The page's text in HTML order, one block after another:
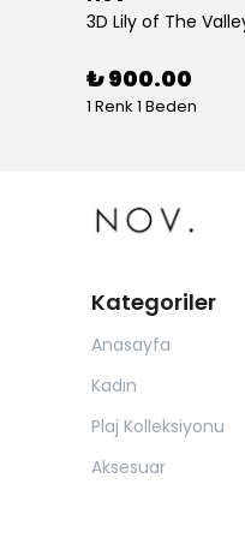
3D Lily of The
₺ 900.00
1 Renk 1 Beden
Kategoriler
Anasayfa
Kadın
Plaj Kolleksiyonu
Aksesuar